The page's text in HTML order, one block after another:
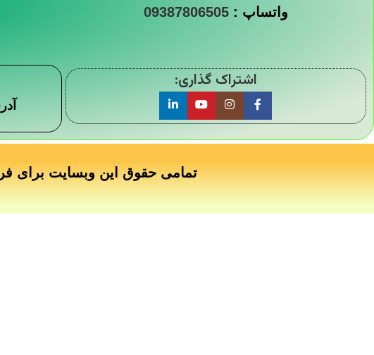
واتساپ :09387806505
اشتراک گذاری:
تمامی حقوق این وبسایت برای